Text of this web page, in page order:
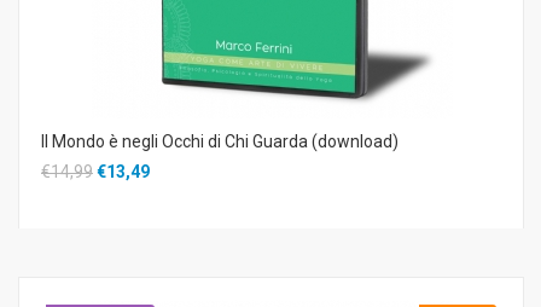
Il Mondo è negli Occhi di Chi Guarda (download)
€14,99€13,49